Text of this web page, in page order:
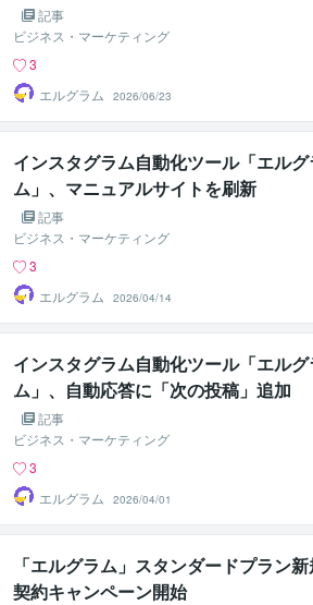
記事
ビジネス・マーケティング
3
エルグラム
2026/06/23
インスタグラム自動化ツール「エルグ
ム」、マニュアルサイトを刷新
記事
ビジネス・マーケティング
3
エルグラム
2026/04/14
インスタグラム自動化ツール「エルグ
ム」、自動応答に「次の投稿」追加
記事
ビジネス・マーケティング
3
エルグラム
2026/04/01
「エルグラム」スタンダードプラン
契約キャンペーン開始